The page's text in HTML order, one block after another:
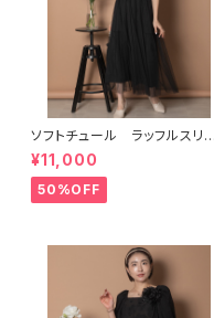
ソフトチュール ラッフルスリー
ブ ロングドレス
¥11,000
50%OFF